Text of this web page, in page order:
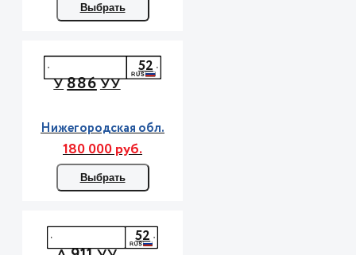
Выбрать
У886УУ
52
Нижегородская обл.
180 000 руб.
Выбрать
52